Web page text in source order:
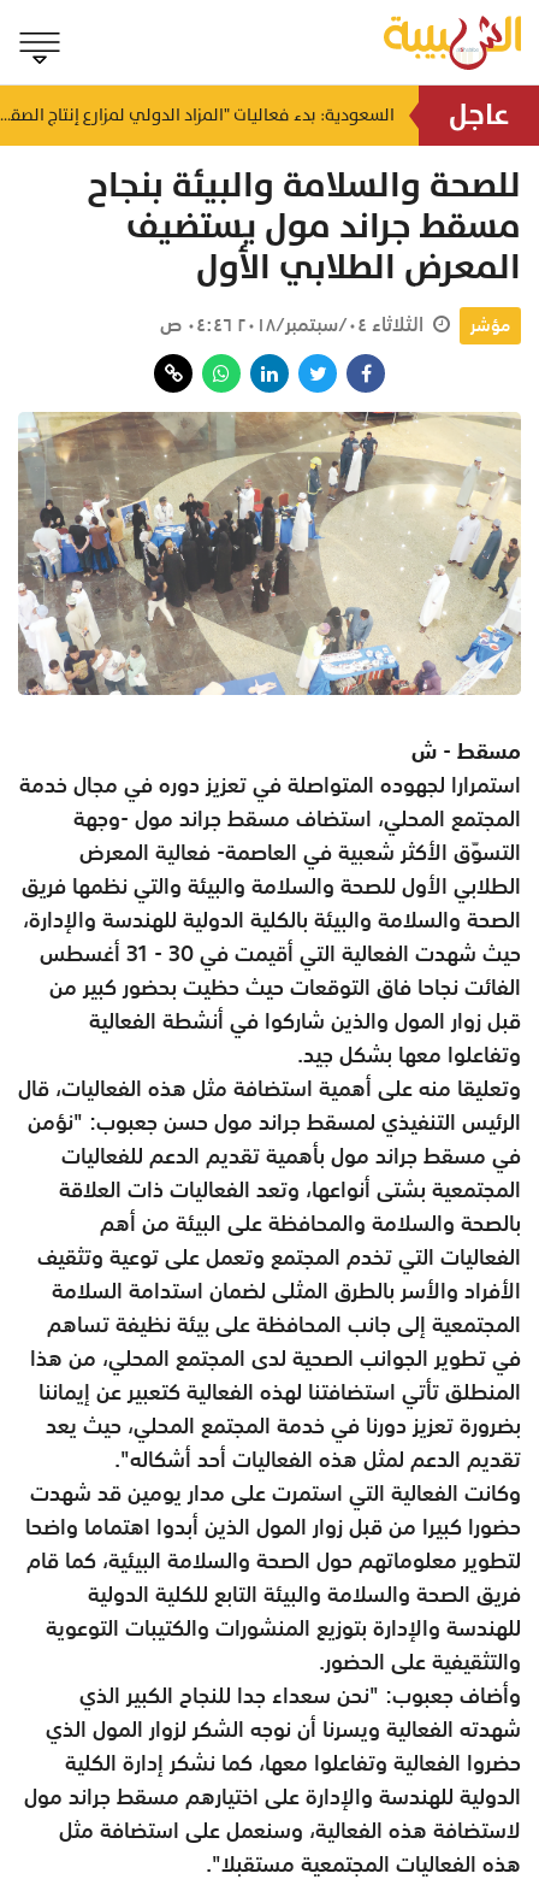
عاجل "قد لا تعرف من أنقذت".. وزارة الصحة تُوجه رسالة مؤثرة حول التبرع بالدم منذ ٥٠ دقيقة السعودية: بدء فعاليات "المزاد الدولي لمزارع إنتاج الصقور 2026"
للصحة والسلامة والبيئة بنجاح
مسقط جراند مول يستضيف
المعرض الطلابي الأول
مؤشر الثلاثاء ٠٤/سبتمبر/٢٠١٨ ٠٤:٤٦ ص
مسقط - ش
استمرارا لجهوده المتواصلة في تعزيز دوره في مجال خدمة
المجتمع المحلي، استضاف مسقط جراند مول -وجهة
التسوّق الأكثر شعبية في العاصمة- فعالية المعرض
الطلابي الأول للصحة والسلامة والبيئة والتي نظمها فريق
الصحة والسلامة والبيئة بالكلية الدولية للهندسة والإدارة،
حيث شهدت الفعالية التي أقيمت في 30 - 31 أغسطس
الفائت نجاحا فاق التوقعات حيث حظيت بحضور كبير من
قبل زوار المول والذين شاركوا في أنشطة الفعالية
وتفاعلوا معها بشكل جيد.
وتعليقا منه على أهمية استضافة مثل هذه الفعاليات، قال
الرئيس التنفيذي لمسقط جراند مول حسن جعبوب: "نؤمن
في مسقط جراند مول بأهمية تقديم الدعم للفعاليات
المجتمعية بشتى أنواعها، وتعد الفعاليات ذات العلاقة
بالصحة والسلامة والمحافظة على البيئة من أهم
الفعاليات التي تخدم المجتمع وتعمل على توعية وتثقيف
الأفراد والأسر بالطرق المثلى لضمان استدامة السلامة
المجتمعية إلى جانب المحافظة على بيئة نظيفة تساهم
في تطوير الجوانب الصحية لدى المجتمع المحلي، من هذا
المنطلق تأتي استضافتنا لهذه الفعالية كتعبير عن إيماننا
بضرورة تعزيز دورنا في خدمة المجتمع المحلي، حيث يعد
تقديم الدعم لمثل هذه الفعاليات أحد أشكاله".
وكانت الفعالية التي استمرت على مدار يومين قد شهدت
حضورا كبيرا من قبل زوار المول الذين أبدوا اهتماما واضحا
لتطوير معلوماتهم حول الصحة والسلامة البيئية، كما قام
فريق الصحة والسلامة والبيئة التابع للكلية الدولية
للهندسة والإدارة بتوزيع المنشورات والكتيبات التوعوية
والتثقيفية على الحضور.
وأضاف جعبوب: "نحن سعداء جدا للنجاح الكبير الذي
شهدته الفعالية ويسرنا أن نوجه الشكر لزوار المول الذي
حضروا الفعالية وتفاعلوا معها، كما نشكر إدارة الكلية
الدولية للهندسة والإدارة على اختيارهم مسقط جراند مول
لاستضافة هذه الفعالية، وسنعمل على استضافة مثل
هذه الفعاليات المجتمعية مستقبلا".